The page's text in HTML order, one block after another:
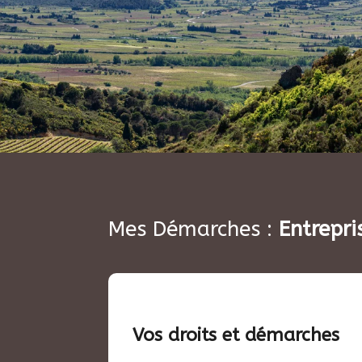
Mes Démarches :
Vos droits et démarches